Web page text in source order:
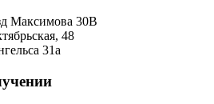
Максимова 30В
48
31а